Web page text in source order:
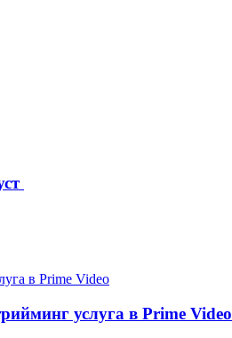
услуга в Prime Video